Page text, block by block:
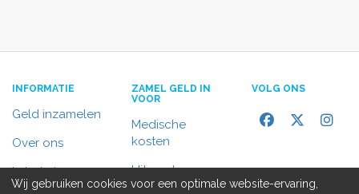
INFORMATIE
Geld inzamelen
Over ons
In het nieuws
ZAMEL GELD IN
VOOR
Medische
kosten
Uitvaart
VOLG ONS
Wij gebruiken cookies voor een optimale website-ervaring,